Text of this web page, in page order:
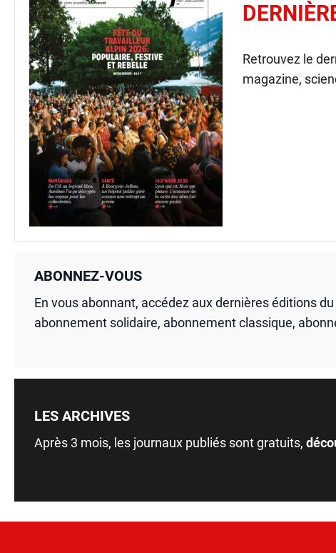
Retrouvez le
magazine,
ABONNEZ-VOUS
En vous abonnant, accédez aux dernières éditions
abonnement solidaire, abonnement classique,
LES ARCHIVES
Après 3 mois, les journaux publiés sont gratuits,